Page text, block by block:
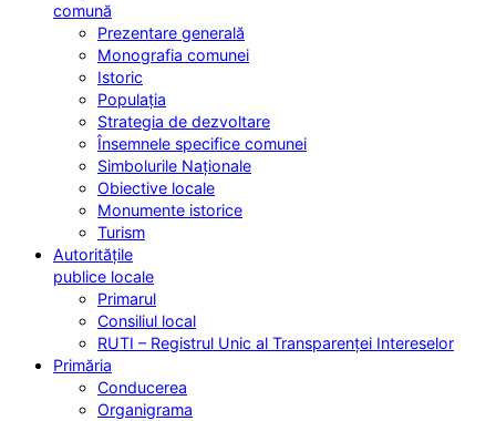
comună
Prezentare generală
Monografia comunei
Istoric
Populația
Strategia de dezvoltare
Însemnele specifice comunei
Simbolurile Naționale
Obiective locale
Monumente istorice
Turism
Autoritățile
publice locale
Primarul
Consiliul local
RUTI – Registrul Unic al Transparenței Intereselor
Primăria
Conducerea
Organigrama